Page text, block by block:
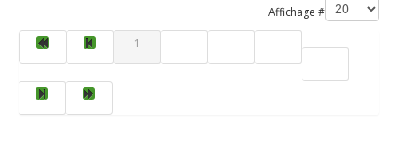
Affichage #
1